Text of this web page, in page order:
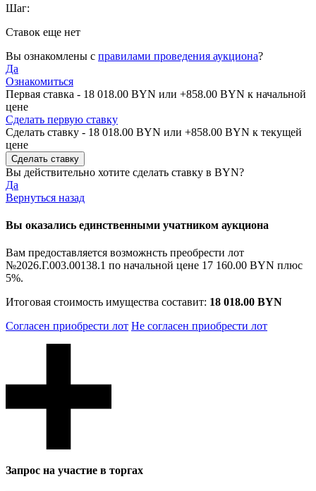
Шаг:
Ставок еще нет
Вы ознакомлены с правилами проведения аукциона?
Да
Ознакомиться
Первая ставка - 18 018.00 BYN или +858.00 BYN к начальной
цене
Сделать первую ставку
Сделать ставку - 18 018.00 BYN или +858.00 BYN к текущей
цене
Вы действительно хотите сделать ставку в BYN?
Да
Вернуться назад
Вы оказались единственными учатником аукциона
Вам предоставляется возможнсть преобрести лот
№2026.Г.003.00138.1 по начальной цене 17 160.00 BYN плюс
5%.
Итоговая стоимость имущества составит: 18 018.00 BYN
Согласен приобрести лот Не согласен приобрести лот
Запрос на участие в торгах